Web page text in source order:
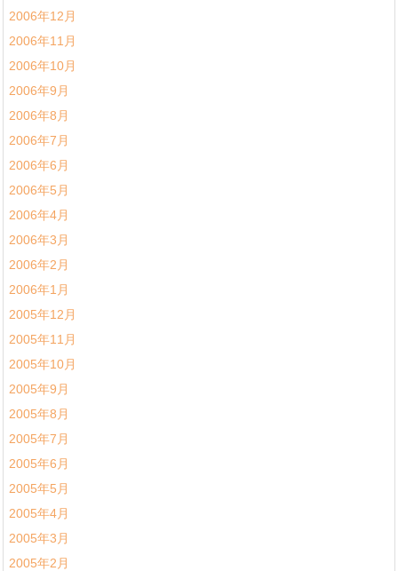
2006年12月
2006年11月
2006年10月
2006年9月
2006年8月
2006年7月
2006年6月
2006年5月
2006年4月
2006年3月
2006年2月
2006年1月
2005年12月
2005年11月
2005年10月
2005年9月
2005年8月
2005年7月
2005年6月
2005年5月
2005年4月
2005年3月
2005年2月